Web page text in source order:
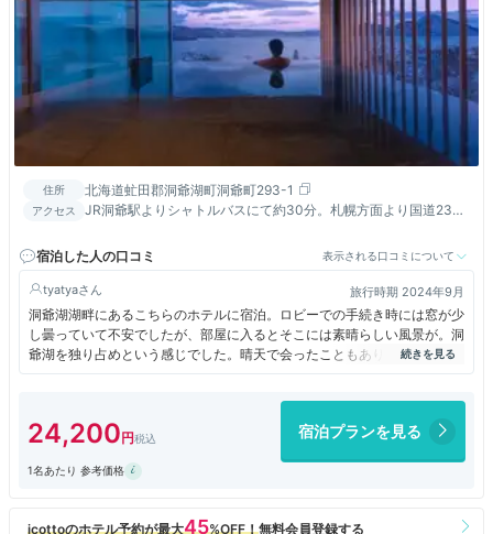
住所 北海道虻田郡洞爺湖町洞爺町293-1
アクセス
JR洞爺駅よりシャトルバスにて約30分。札幌方面より国道230
宿泊した人の口コミ
表示される口コミについて
tyatya 旅行時期 2024年9月
洞爺湖湖畔にあるこちらのホテルに宿泊。ロビーでの手続き時には窓が少
し曇っていて不安でしたが、部屋に入るとそこには素晴らしい風景が。洞
爺湖を独り占めという感じでした。晴天で会ったこともあり、大きな窓か
らは絵画のような風景を堪能できました。レストランの内装などもユニー
24,200 宿泊プランを見る
1名あたり 参考価格